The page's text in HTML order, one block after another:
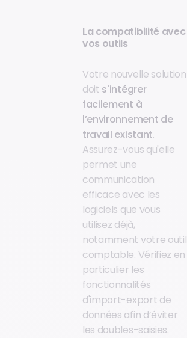
La compatibilité avec
vos outils
Votre nouvelle solution
doit s'intégrer
facilement à
l’environnement de
travail existant.
Assurez-vous qu'elle
permet une
communication
efficace avec les
logiciels que vous
utilisez déjà,
notamment votre outil
comptable. Vérifiez en
particulier les
fonctionnalités
d'import-export de
données afin d’éviter
les doubles-saisies.